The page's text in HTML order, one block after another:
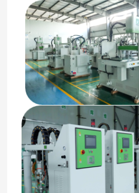
Controle de Qualidade
Fale Conosco
notícias
Todos os casos
Pedir um orçamento